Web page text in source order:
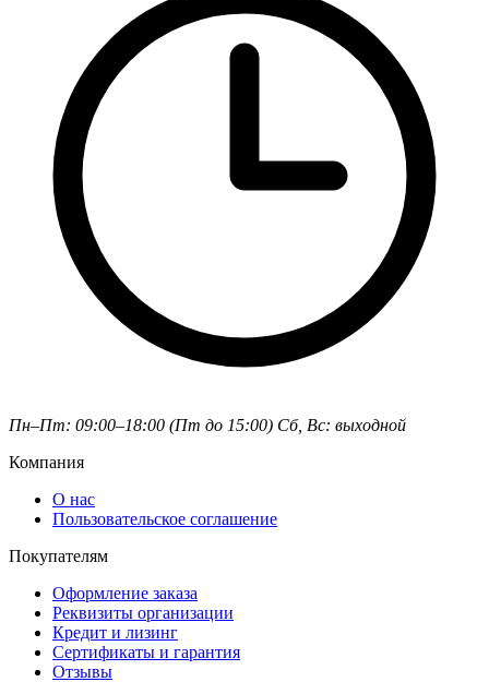
Пн–Пт: 09:00–18:00 (Пт до 15:00) Сб, Вс: выходной
Компания
О нас
Пользовательское соглашение
Покупателям
Оформление заказа
Реквизиты организации
Кредит и лизинг
Сертификаты и гарантия
Отзывы